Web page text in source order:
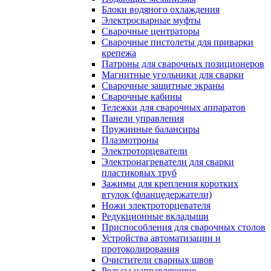
Блоки водяного охлаждения
Электросварные муфты
Сварочные центраторы
Сварочные пистолеты для приварки
крепежа
Патроны для сварочных позиционеров
Магнитные угольники для сварки
Сварочные защитные экраны
Сварочные кабины
Тележки для сварочных аппаратов
Панели управления
Пружинные балансиры
Плазмотроны
Электроторцеватели
Электронагреватели для сварки
пластиковых труб
Зажимы для крепления коротких
втулок (фланцедержатели)
Ножи электроторцевателя
Редукционные вкладыши
Приспособления для сварочных столов
Устройства автоматизации и
протоколирования
Очистители сварных швов